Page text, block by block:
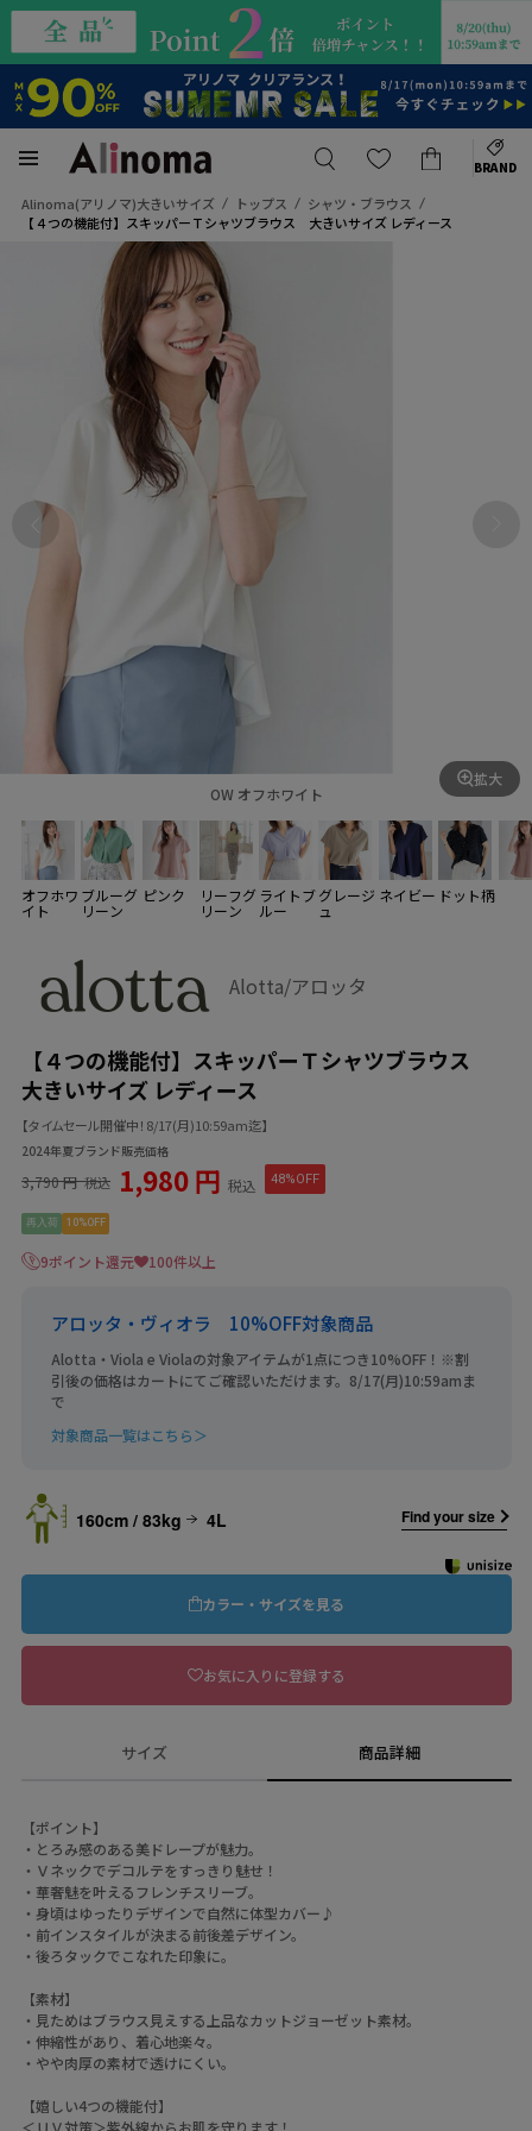
BRAND
Alinoma(アリノマ)大きいサイズ トップス
シャツ・ブラウス
【４つの機能付】スキッパーＴシャツブラウス 大きいサイズ レディース
OW オフホワイト
拡大
オフホワ
イト
ブルーグ
リーン
ピンク リーフグ
リーン
ライトブ
ルー
グレージ
ュ
ネイビー ドット柄
Alotta/アロッタ
【４つの機能付】スキッパーＴシャツブラウス
大きいサイズ レディース
【タイムセール開催中！8/17(月)10:59am迄】
2024年夏ブランド販売価格
3,790 円 税込 1,980 円 税込 48%OFF
再入荷 10%OFF
9ポイント還元 100件以上
アロッタ・ヴィオラ 10%OFF対象商品
Alotta・Viola e Violaの対象アイテムが1点につき10%OFF！※割
引後の価格はカートにてご確認いただけます。8/17(月)10:59amま
で
対象商品一覧はこちら＞
160cm / 83kg 4L Find your size
カラー・サイズを見る
お気に入りに登録する
サイズ 商品詳細
【ポイント】
・とろみ感のある美ドレープが魅力。
・Ｖネックでデコルテをすっきり魅せ！
・華奢魅を叶えるフレンチスリーブ。
・身頃はゆったりデザインで自然に体型カバー♪
・前インスタイルが決まる前後差デザイン。
・後ろタックでこなれた印象に。
【素材】
・見ためはブラウス見えする上品なカットジョーゼット素材。
・伸縮性があり、着心地楽々。
・やや肉厚の素材で透けにくい。
【嬉しい4つの機能付】
＜ＵＶ対策＞紫外線からお肌を守ります！